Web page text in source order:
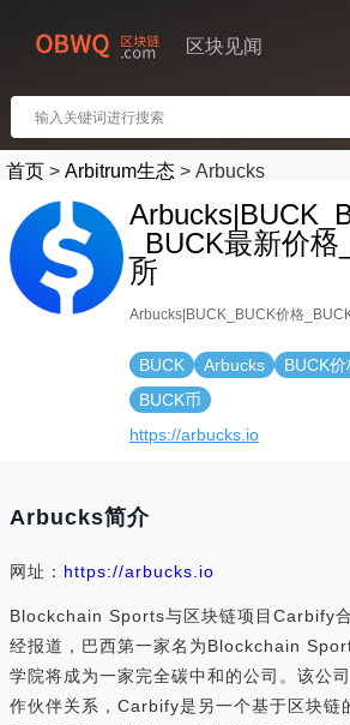
区块见闻
首页 > Arbitrum生态 > Arbucks
_BUCK最新价
所
Arbucks|BUCK_BUCK价格
BUCK Arbucks BUCK价
BUCK币
https://arbucks.io
Arbucks简介
网址： https://arbucks.io
Blockchain Sports与区块链项目Carbify
经报道，巴西第一家名为Blockchain
学院将成为一家完全碳中和的公司。该公
作伙伴关系，Carbify是另一个基于区块链